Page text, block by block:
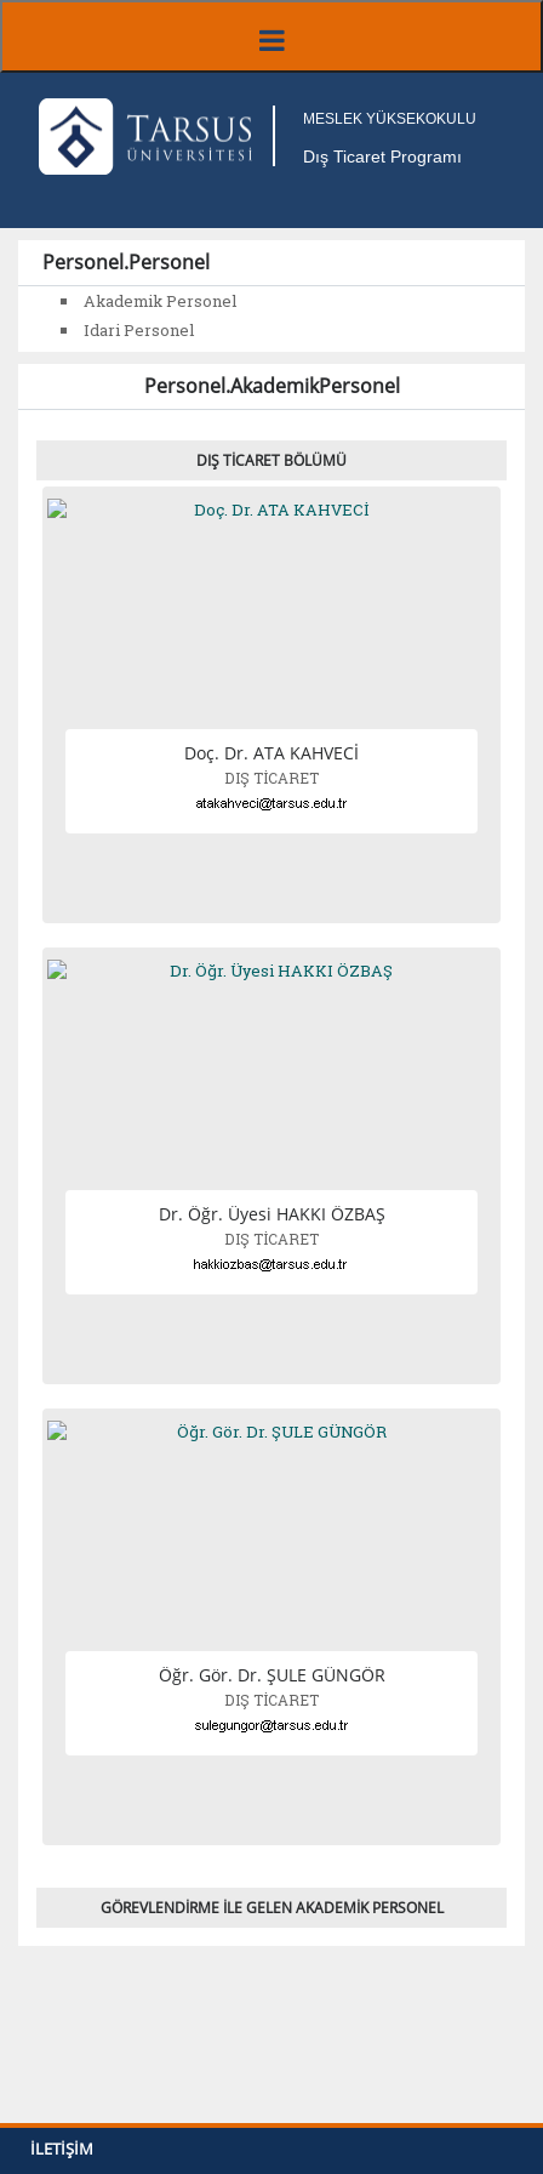
MESLEK YÜKSEKOKULU
Dış Ticaret Programı
Personel.Personel
Akademik Personel
Idari Personel
Personel.AkademikPersonel
DIŞ TİCARET BÖLÜMÜ
Doç. Dr. ATA KAHVECİ
DIŞ TİCARET
Dr. Öğr. Üyesi HAKKI ÖZBAŞ
DIŞ TİCARET
Öğr. Gör. Dr. ŞULE GÜNGÖR
DIŞ TİCARET
GÖREVLENDİRME İLE GELEN AKADEMİK PERSONEL
İLETIŞIM